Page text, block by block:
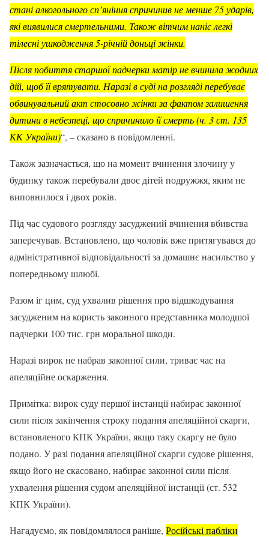
стані алкогольного сп’яніння спричинив не менше 75 ударів,
які виявилися смертельними. Також вітчим наніс легкі
тілесні ушкодження 5-річній доньці жінки.
Після побиття старшої падчерки матір не вчинила жодних
дій, щоб її врятувати. Наразі в суді на розгляді перебуває
обвинувальний акт стосовно жінки за фактом залишення
дитини в небезпеці, що спричинило її смерть (ч. 3 ст. 135
КК України)“, – сказано в повідомленні.
Також зазначається, що на момент вчинення злочину у
будинку також перебували двоє дітей подружжя, яким не
виповнилося і двох років.
Під час судового розгляду засуджений вчинення вбивства
заперечував. Встановлено, що чоловік вже притягувався до
адміністративної відповідальності за домашнє насильство у
попередньому шлюбі.
Разом іг цим, суд ухвалив рішення про відшкодування
засудженим на користь законного представника молодшої
падчерки 100 тис. грн моральної шкоди.
Наразі вирок не набрав законної сили, триває час на
апеляційне оскарження.
Примітка: вирок суду першої інстанції набирає законної
сили після закінчення строку подання апеляційної скарги,
встановленого КПК України, якщо таку скаргу не було
подано. У разі подання апеляційної скарги судове рішення,
якщо його не скасовано, набирає законної сили після
ухвалення рішення судом апеляційної інстанції (ст. 532
КПК України).
Нагадуємо, як повідомлялося раніше, Російські пабліки